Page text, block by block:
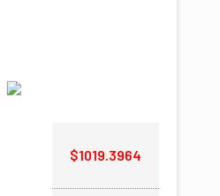
$1019.3964